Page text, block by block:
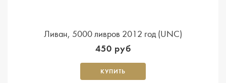
Ливан, 5000 ливров 2012 год (UNC)
450 руб
КУПИТЬ